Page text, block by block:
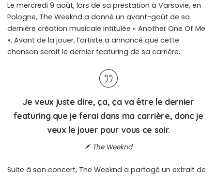
Le mercredi 9 août, lors de sa prestation à Varsovie, en
Pologne, The Weeknd a donné un avant-goût de sa
dernière création musicale intitulée « Another One Of Me
». Avant de la jouer, l’artiste a annoncé que cette
chanson serait le dernier featuring de sa carrière.
Je veux juste dire, ça, ça va être le dernier
featuring que je ferai dans ma carrière, donc je
veux le jouer pour vous ce soir.
The Weeknd
Suite à son concert, The Weeknd a partagé un extrait de